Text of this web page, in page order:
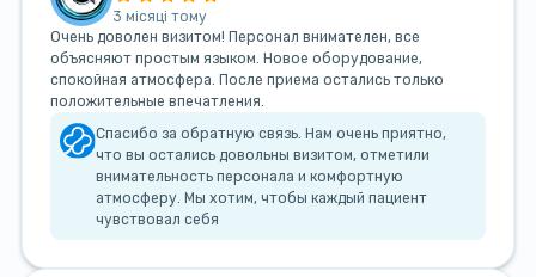
3 місяці тому
Очень доволен визитом! Персонал внимателен, все
объясняют простым языком. Новое оборудование,
спокойная атмосфера. После приема остались только
положительные впечатления.
Спасибо за обратную связь. Нам очень приятно,
что вы остались довольны визитом, отметили
внимательность персонала и комфортную
атмосферу. Мы хотим, чтобы каждый пациент
чувствовал себя